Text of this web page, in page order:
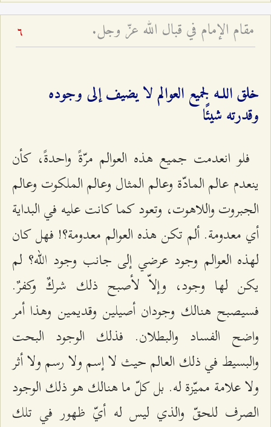
مقام الإمام في قبال الله عزّ وجل. 6
خلق اللـه لجميع العوالم لا يضيف إلى وجوده
وقدرته شيئًا
فلو انعدمت جميع هذه العوالم مرّةً واحدةً، كأن
ينعدم عالم المادّة وعالم المثال وعالم الملكوت وعالم
الجبروت واللاهوت، وتعود كما كانت عليه في البداية
أي معدومة. ألم تكن هذه العوالم معدومة؟! فهل كان
لهذه العوالم وجود عرضي إلى جانب وجود الله؟ لم
يكن لها وجود، وإلاّ لأصبح ذلك شركٌ وكفرٌ.
فسيصبح هنالك وجودان أصيلين وقديمين وهذا أمر
واضح الفساد والبطلان. فذلك الوجود البحت
والبسيط في ذلك العالم حيث لا إسم ولا رسم ولا أثر
ولا علامة مميّزة له. بل كلّ ما هنالك هو ذلك الوجود
الصرف للحقّ والذي ليس له أيّ ظهور في تلك